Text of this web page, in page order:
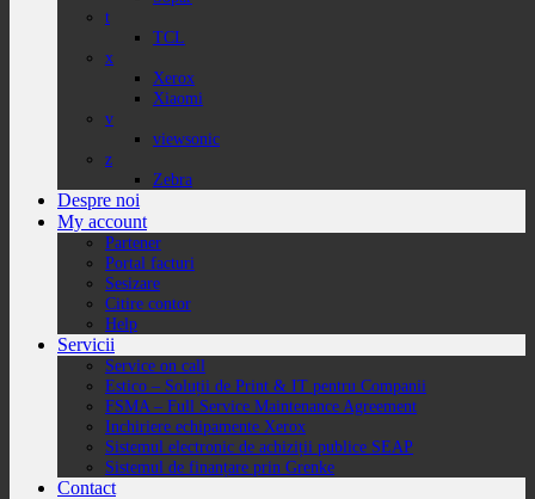
t
TCL
x
Xerox
Xiaomi
v
viewsonic
z
Zebra
Despre noi
My account
Partener
Portal facturi
Sesizare
Citire contor
Help
Servicii
Service on call
Estico – Soluții de Print & IT pentru Companii
FSMA – Full Service Maintenance Agreement
Inchiriere echipamente Xerox
Sistemul electronic de achiziții publice SEAP
Sistemul de finanțare prin Grenke
Contact